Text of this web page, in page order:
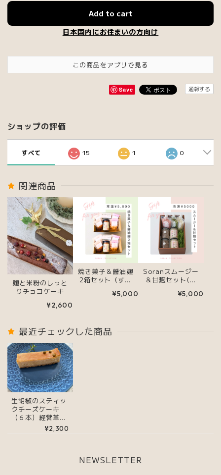
Add to cart
日本国内にお住まいの方向け
この商品をアプリで見る
Save 通報する
ショップの評価
すべて 15 1 0
関連商品
麹と米粉のしっと
りチョコケーキ
¥2,600
焼き菓子＆醤油麹
2箱セット（すき
¥5,000
Soranスムージー
＆甘麹セット(お
菌活・発酵美活)
¥5,000
最近チェックした商品
生胡椒のスティッ
クチーズケーキ
（６本）経営革新
¥2,300
NEWSLETTER